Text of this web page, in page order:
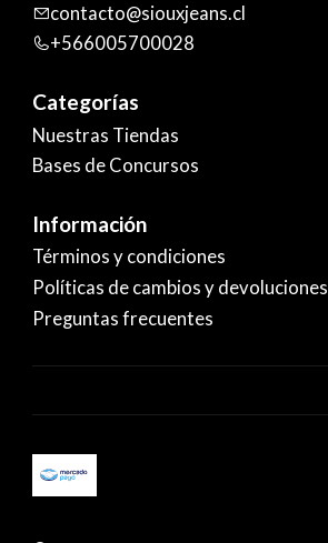
contacto@siouxjeans.cl
+566005700028
Categorías
Nuestras Tiendas
Bases de Concursos
Información
Términos y condiciones
Políticas de cambios y devoluciones
Preguntas frecuentes